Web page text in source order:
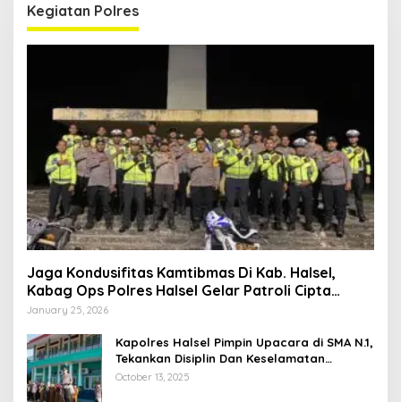
Kegiatan Polres
Jaga Kondusifitas Kamtibmas Di Kab. Halsel,
Kabag Ops Polres Halsel Gelar Patroli Cipta
Kondisi
January 25, 2026
Kapolres Halsel Pimpin Upacara di SMA N.1,
Tekankan Disiplin Dan Keselamatan
Berkendara
October 13, 2025